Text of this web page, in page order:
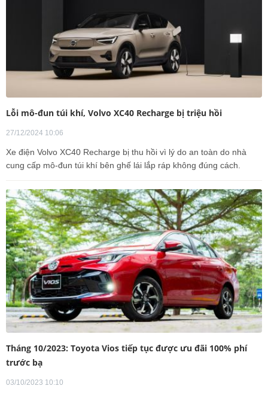
Lỗi mô-đun túi khí, Volvo XC40 Recharge bị triệu hồi
27/12/2024 10:06
Xe điện Volvo XC40 Recharge bị thu hồi vì lý do an toàn do nhà
cung cấp mô-đun túi khí bên ghế lái lắp ráp không đúng cách.
Tháng 10/2023: Toyota Vios tiếp tục được ưu đãi 100% phí
trước bạ
03/10/2023 10:10